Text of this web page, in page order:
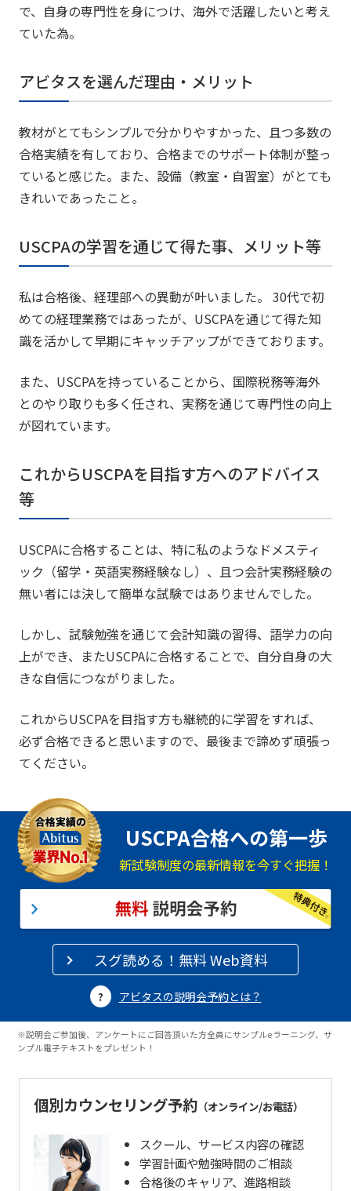
で、自身の専門性を身につけ、海外で活躍したいと考え
ていた為。
アビタスを選んだ理由・メリット
教材がとてもシンプルで分かりやすかった、且つ多数の
合格実績を有しており、合格までのサポート体制が整っ
ていると感じた。また、設備（教室・自習室）がとても
きれいであったこと。
USCPAの学習を通じて得た事、メリット等
私は合格後、経理部への異動が叶いました。 30代で初
めての経理業務ではあったが、USCPAを通じて得た知
識を活かして早期にキャッチアップができております。
また、USCPAを持っていることから、国際税務等海外
とのやり取りも多く任され、実務を通じて専門性の向上
が図れています。
これからUSCPAを目指す方へのアドバイス
等
USCPAに合格することは、特に私のようなドメスティ
ック（留学・英語実務経験なし）、且つ会計実務経験の
無い者には決して簡単な試験ではありませんでした。
しかし、試験勉強を通じて会計知識の習得、語学力の向
上ができ、またUSCPAに合格することで、自分自身の大
きな自信につながりました。
これからUSCPAを目指す方も継続的に学習をすれば、
必ず合格できると思いますので、最後まで諦めず頑張っ
てください。
USCPA合格への第一歩
新試験制度の最新情報を今すぐ把握！
スグ読める！無料 Web資料
アビタスの説明会予約とは？
※説明会ご参加後、アンケートにご回答頂いた方全員にサンプルeラーニング、サ
ンプル電子テキストをプレゼント！
個別カウンセリング予約（オンライン/お電話）
スクール、サービス内容の確認
学習計画や勉強時間のご相談
合格後のキャリア、進路相談